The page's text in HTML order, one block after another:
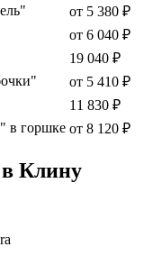
от 5 380 ₽
от 6 040 ₽
19 040 ₽
от 5 410 ₽
11 830 ₽
в горшке от 8 120 ₽
Клину